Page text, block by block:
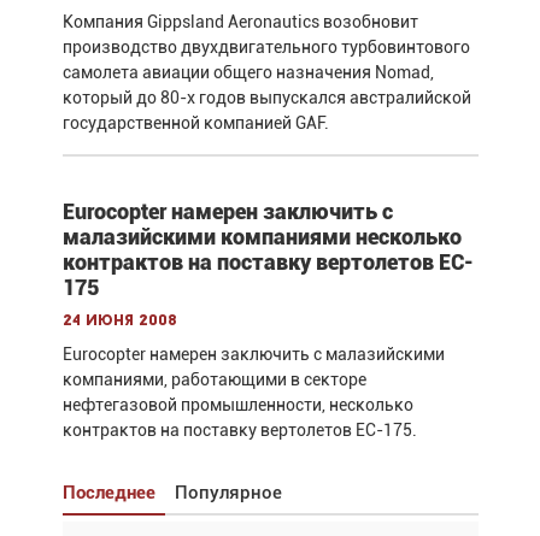
Компания Gippsland Aeronautics возобновит
производство двухдвигательного турбовинтового
самолета авиации общего назначения Nomad,
который до 80-х годов выпускался австралийской
государственной компанией GAF.
Eurocopter намерен заключить с
малазийскими компаниями несколько
контрактов на поставку вертолетов EC-
175
24 июня 2008
Eurocopter намерен заключить с малазийскими
компаниями, работающими в секторе
нефтегазовой промышленности, несколько
контрактов на поставку вертолетов EC-175.
Последнее Популярное